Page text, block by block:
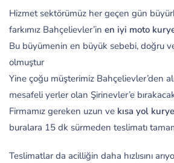
Hizmet sektörümüz her geçen gün
farkımız Bahçelievler’in en iyi moto
Bu büyümenin en büyük sebebi, doğru
olmuştur
Yine çoğu müşterimiz Bahçelievler’den
mesafeli yerler olan Şirinevler’e
Firmamız gereken uzun ve kısa yol
buralara 15 dk sürmeden teslimatı
Teslimatlar da acilliğin daha hızlısını